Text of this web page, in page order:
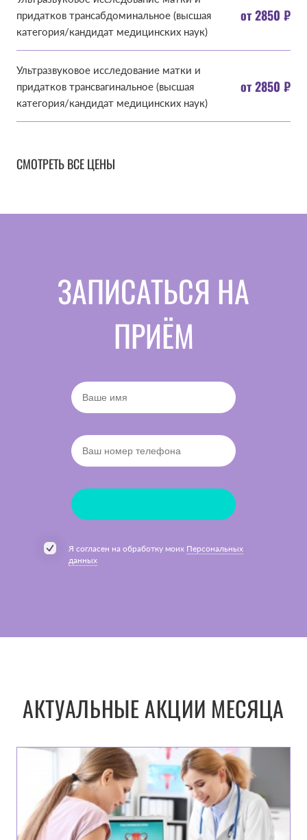
придатков трансабдоминальное (высшая
категория/кандидат медицинских наук)
от 2850 ₽
Ультразвуковое исследование матки и
придатков трансвагинальное (высшая
категория/кандидат медицинских наук)
от 2850 ₽
СМОТРЕТЬ ВСЕ ЦЕНЫ
ЗАПИСАТЬСЯ НА
ПРИЁМ
Я согласен на обработку моих Персональных
данных
АКТУАЛЬНЫЕ АКЦИИ МЕСЯЦА